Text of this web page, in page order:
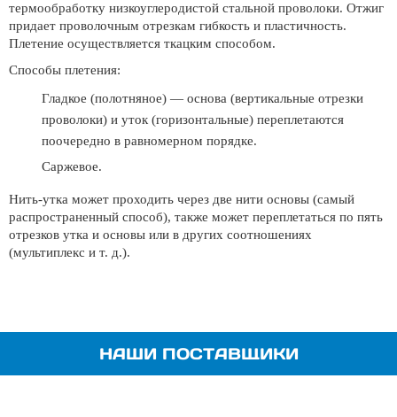
термообработку низкоуглеродистой стальной проволоки. Отжиг
придает проволочным отрезкам гибкость и пластичность.
Плетение осуществляется ткацким способом.
Способы плетения:
Гладкое (полотняное) — основа (вертикальные отрезки
проволоки) и уток (горизонтальные) переплетаются
поочередно в равномерном порядке.
Саржевое.
Нить-утка может проходить через две нити основы (самый
распространенный способ), также может переплетаться по пять
отрезков утка и основы или в других соотношениях
(мультиплекс и т. д.).
НАШИ ПОСТАВЩИКИ